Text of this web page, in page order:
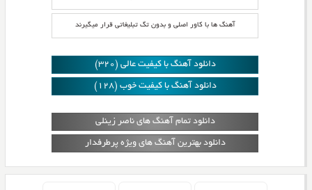
آهنگ ها با کاور اصلی و بدون تگ تبلیغاتی قرار میگیرند
دانلود آهنگ با کیفیت عالی (320)
دانلود آهنگ با کیفیت خوب (128)
دانلود تمام آهنگ های ناصر زینلی
دانلود بهترین آهنگ های ویژه پرطرفدار